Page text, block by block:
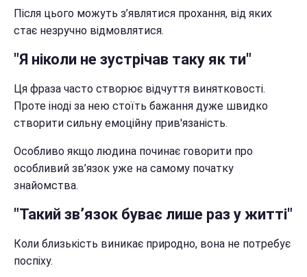
Після цього можуть з’являтися прохання, від яких
стає незручно відмовлятися.
"Я ніколи не зустрічав таку як ти"
Ця фраза часто створює відчуття винятковості.
Проте іноді за нею стоїть бажання дуже швидко
створити сильну емоційну прив'язаність.
Особливо якщо людина починає говорити про
особливий зв’язок уже на самому початку
знайомства.
"Такий зв’язок буває лише раз у житті"
Коли близькість виникає природно, вона не потребує
поспіху.